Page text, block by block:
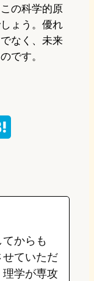
の科学的原
ょう。優れ
なく、未来
です。
e
aからも
ていただ
学が専攻